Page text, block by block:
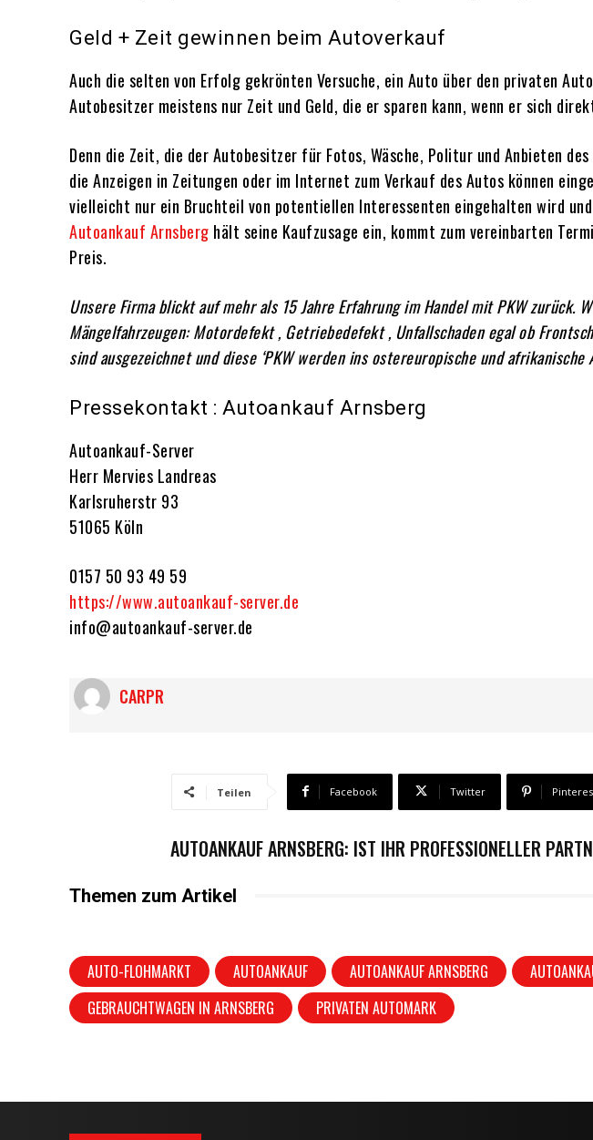
Geld + Zeit gewinnen beim Autoverkauf
Auch die selten von Erfolg gekrönten Versuche, ein Auto über den privaten
Autobesitzer meistens nur Zeit und Geld, die er sparen kann, wenn er sich
Denn die Zeit, die der Autobesitzer für Fotos, Wäsche, Politur und Anbieten
die Anzeigen in Zeitungen oder im Internet zum Verkauf des Autos können
vielleicht nur ein Bruchteil von potentiellen Interessenten eingehalten wird
Autoankauf Arnsberg hält seine Kaufzusage ein, kommt zum vereinbarten
Preis.
Unsere Firma blickt auf mehr als 15 Jahre Erfahrung im Handel mit PKW zurück.
Mängelfahrzeugen: Motordefekt , Getriebedefekt , Unfallschaden egal ob
sind ausgezeichnet und diese ‘PKW werden ins ostereuropische und
Pressekontakt : Autoankauf Arnsberg
Autoankauf-Server
Herr Mervies Landreas
Karlsruherstr 93
51065 Köln
0157 50 93 49 59
https://www.autoankauf-server.de
info@autoankauf-server.de
CARPR
Teilen Facebook Twitter
AUTOANKAUF ARNSBERG: IST IHR PROFESSIONELLER
Themen zum Artikel
AUTO-FLOHMARKT AUTOANKAUF AUTOANKAUF ARNSBERG
GEBRAUCHTWAGEN IN ARNSBERG
PRIVATEN AUTOMARK